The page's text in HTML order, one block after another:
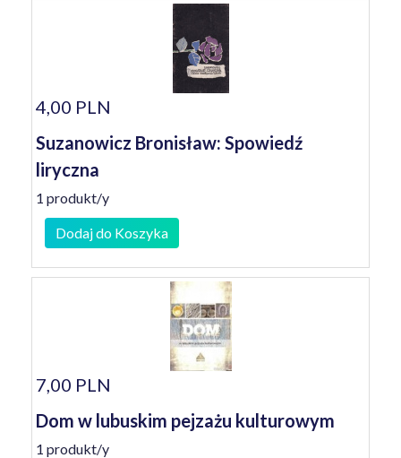
4,00 PLN
Suzanowicz Bronisław: Spowiedź
liryczna
1 produkt/y
Dodaj do Koszyka
7,00 PLN
Dom w lubuskim pejzażu kulturowym
1 produkt/y